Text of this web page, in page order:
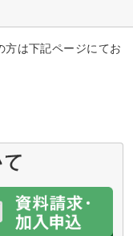
方は下記ページにてお